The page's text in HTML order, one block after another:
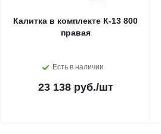
Калитка в комплекте К-13 800
правая
Есть в наличии
23 138 руб./шт